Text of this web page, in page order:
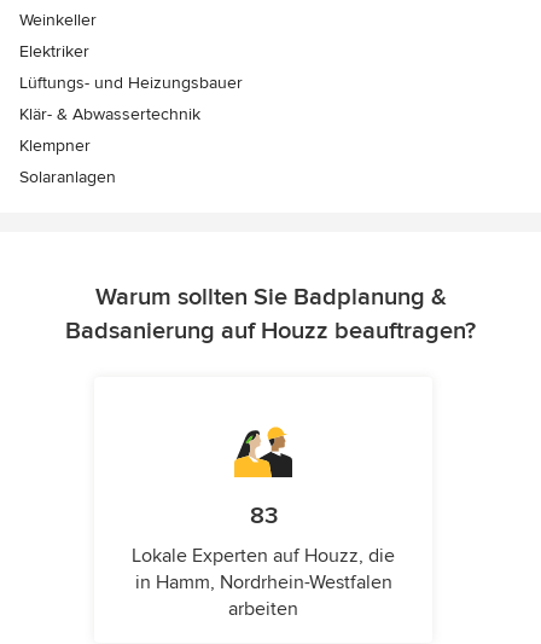
Weinkeller
Elektriker
Lüftungs- und Heizungsbauer
Klär- & Abwassertechnik
Klempner
Solaranlagen
Warum sollten Sie Badplanung &
Badsanierung auf Houzz beauftragen?
83
Lokale Experten auf Houzz, die
in Hamm, Nordrhein-Westfalen
arbeiten